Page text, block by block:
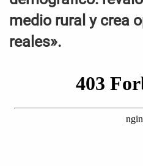
medio rural y crea
reales».